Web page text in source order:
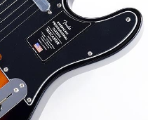
電子ピアノ
その他楽器